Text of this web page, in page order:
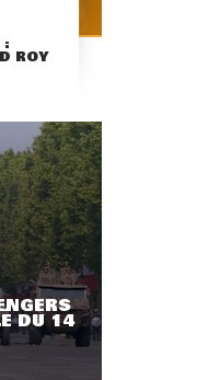
:
ROY
DU 14